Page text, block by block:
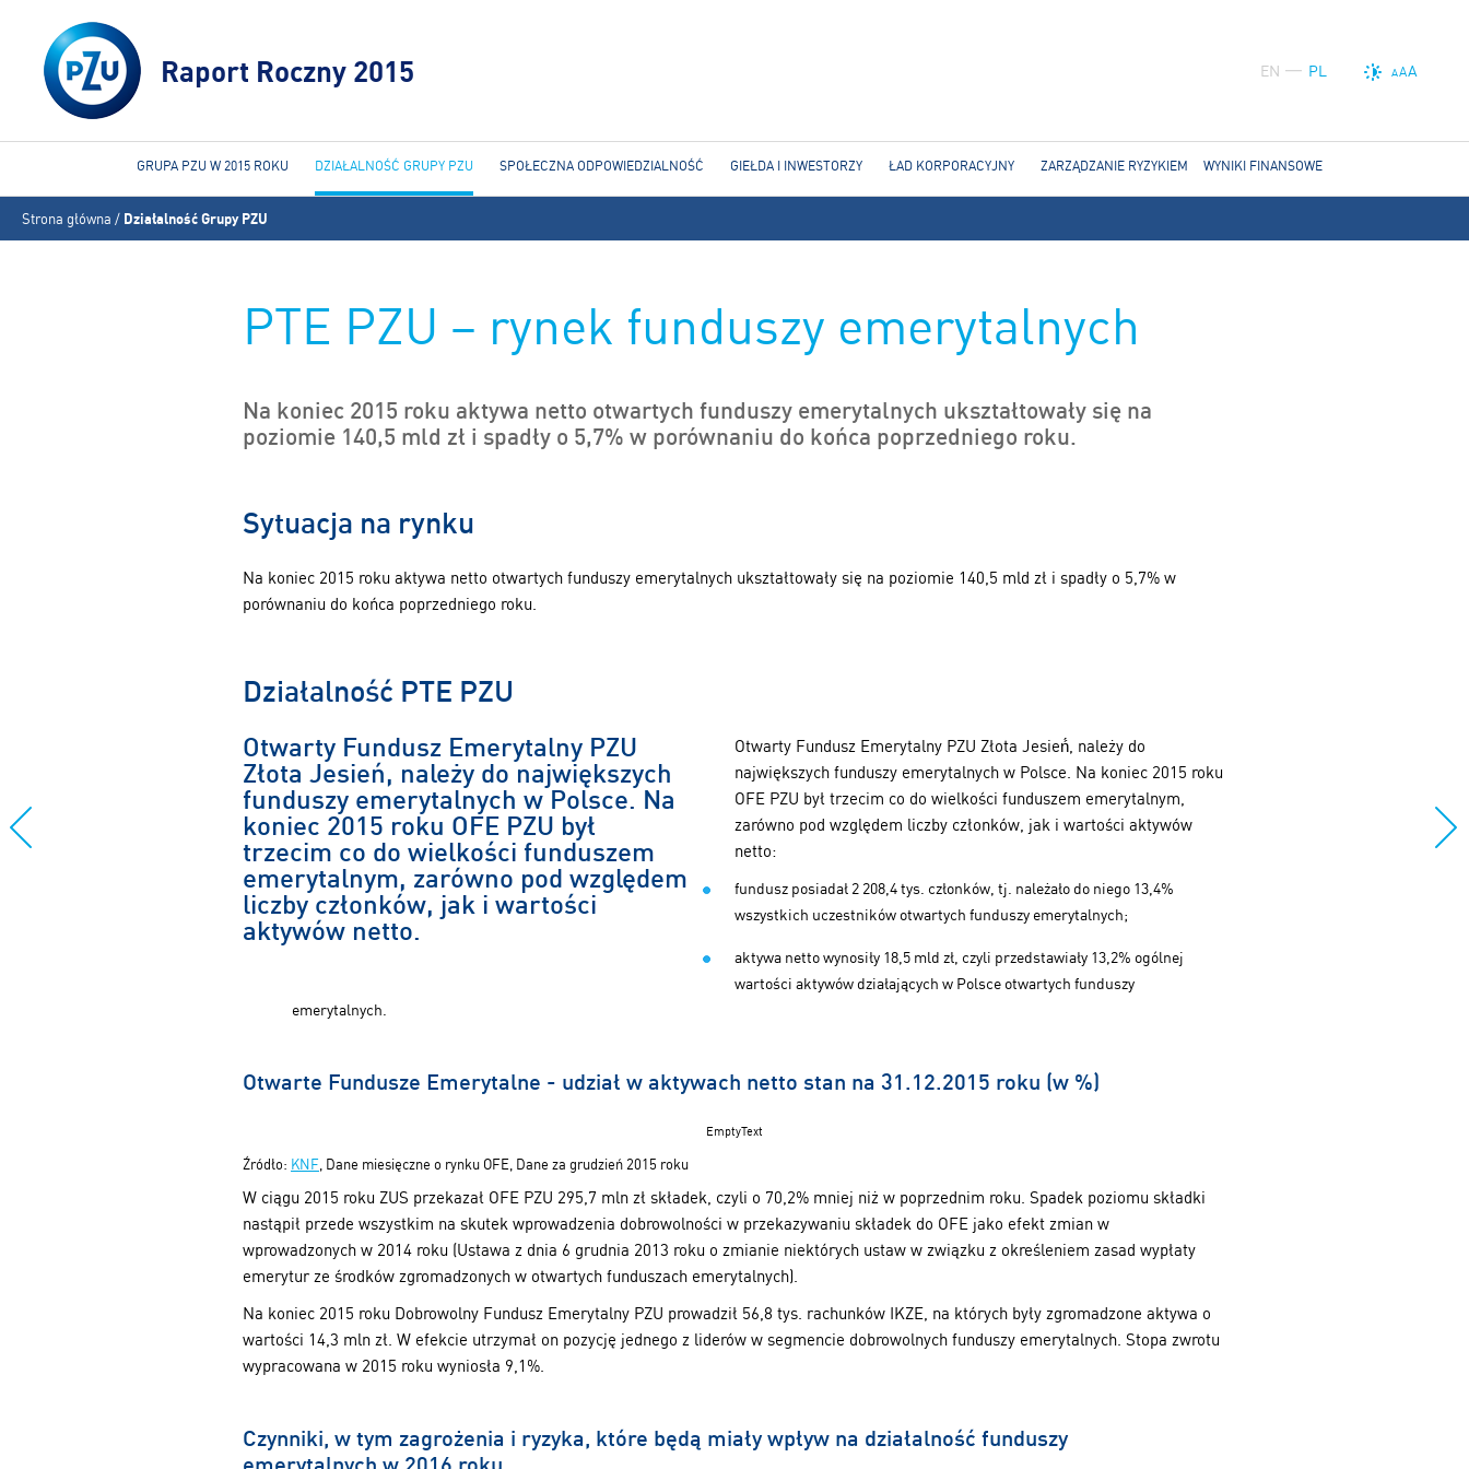
EN PL AAA
Raport Roczny 2015
Jesteś
tutaj
Strona główna / Działalność Grupy PZU
PTE PZU – rynek funduszy emerytalnych
Na koniec 2015 roku aktywa netto otwartych funduszy emerytalnych ukształtowały się na
poziomie 140,5 mld zł i spadły o 5,7% w porównaniu do końca poprzedniego roku.
Sytuacja na rynku
Na koniec 2015 roku aktywa netto otwartych funduszy emerytalnych ukształtowały się na poziomie 140,5 mld zł i spadły o 5,7% w
porównaniu do końca poprzedniego roku.
Działalność PTE PZU
Otwarty Fundusz Emerytalny PZU
Złota Jesień, należy do największych
funduszy emerytalnych w Polsce. Na
koniec 2015 roku OFE PZU był
trzecim co do wielkości funduszem
emerytalnym, zarówno pod względem
liczby członków, jak i wartości
aktywów netto.
Otwarty Fundusz Emerytalny PZU Złota Jesień́, należy do
największych funduszy emerytalnych w Polsce. Na koniec 2015 roku
OFE PZU był trzecim co do wielkości funduszem emerytalnym,
zarówno pod względem liczby członków, jak i wartości aktywów
netto:
fundusz posiadał 2 208,4 tys. członków, tj. należało do niego 13,4%
wszystkich uczestników otwartych funduszy emerytalnych;
aktywa netto wynosiły 18,5 mld zł, czyli przedstawiały 13,2% ogólnej
wartości aktywów działających w Polsce otwartych funduszy
emerytalnych.
Otwarte Fundusze Emerytalne - udział w aktywach netto stan na 31.12.2015 roku (w %)
EmptyText
Źródło: KNF , Dane miesięczne o rynku OFE, Dane za grudzień 2015 roku
W ciągu 2015 roku ZUS przekazał OFE PZU 295,7 mln zł składek, czyli o 70,2% mniej niż w poprzednim roku. Spadek poziomu składki
nastąpił przede wszystkim na skutek wprowadzenia dobrowolności w przekazywaniu składek do OFE jako efekt zmian w
wprowadzonych w 2014 roku (Ustawa z dnia 6 grudnia 2013 roku o zmianie niektórych ustaw w związku z określeniem zasad wypłaty
emerytur ze środków zgromadzonych w otwartych funduszach emerytalnych).
Na koniec 2015 roku Dobrowolny Fundusz Emerytalny PZU prowadził 56,8 tys. rachunków IKZE, na których były zgromadzone aktywa o
wartości 14,3 mln zł. W efekcie utrzymał on pozycję jednego z liderów w segmencie dobrowolnych funduszy emerytalnych. Stopa zwrotu
wypracowana w 2015 roku wyniosła 9,1%.
Czynniki, w tym zagrożenia i ryzyka, które będą miały wpływ na działalność funduszy
emerytalnych w 2016 roku
GRUPA PZU W 2015 ROKU DZIAŁALNOŚĆ GRUPY PZU SPOŁECZNA ODPOWIEDZIALNOŚĆ GIEŁDA I INWESTORZY ŁAD KORPORACYJNY ZARZĄDZANIE RYZYKIEM WYNIKI FINANSOWE